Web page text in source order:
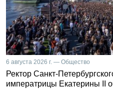
6 августа 2026 г. — Общество
Ректор Санкт-
императрицы Екатерины II